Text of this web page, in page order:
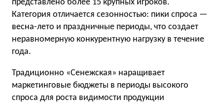
представлено более 15 крупных игроков.
Категория отличается сезонностью: пики спроса —
весна-лето и праздничные периоды, что создает
неравномерную конкурентную нагрузку в течение
года.
Традиционно «Сенежская» наращивает
маркетинговые бюджеты в периоды высокого
спроса для роста видимости продукции